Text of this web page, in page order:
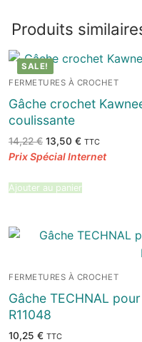
Produits
SALE!
FERMETURES À CROCHET
Gâche crochet
coulissante
14,22€ Le
prix
initial
13,50 €Le
actuel
TTC
Ajouter au panier
FERMETURES À CROCHET
Gâche TECHNAL
R11048
10,25 € TTC